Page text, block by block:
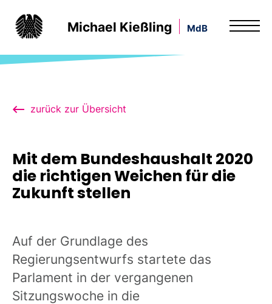
Michael Kießling MdB
zurück zur Übersicht
Mit dem Bundeshaushalt 2020
die richtigen Weichen für die
Zukunft stellen
Auf der Grundlage des
Regierungsentwurfs startete das
Parlament in der vergangenen
Sitzungswoche in die